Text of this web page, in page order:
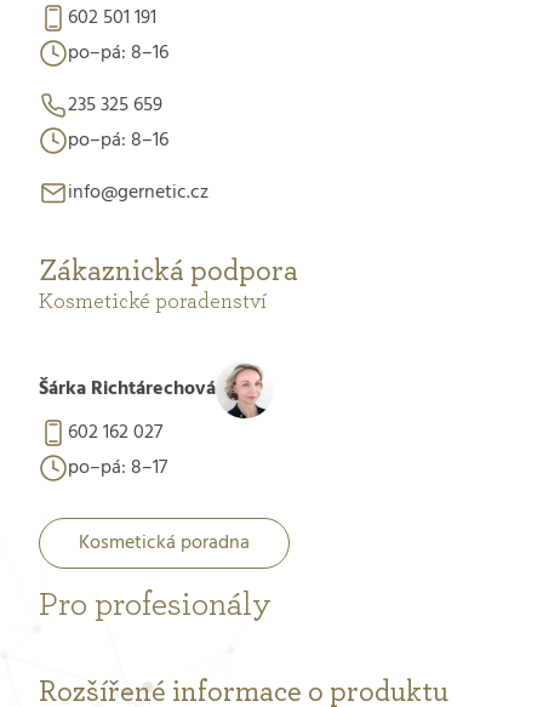
602 501 191
po–pá: 8–16
235 325 659
po–pá: 8–16
info@gernetic.cz
Zákaznická podpora
Kosmetické poradenství
Šárka Richtárechová
602 162 027
po–pá: 8–17
Kosmetická poradna
Pro profesionály
Rozšířené informace o produktu